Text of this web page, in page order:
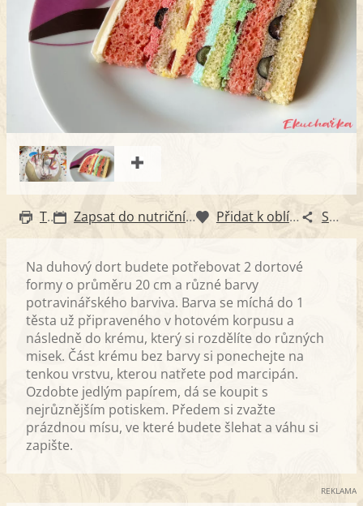
Tisk Zapsat do nutričního diáře Přidat k oblíbeným Sdílet
Na duhový dort budete potřebovat 2 dortové
formy o průměru 20 cm a různé barvy
potravinářského barviva. Barva se míchá do 1
těsta už připraveného v hotovém korpusu a
následně do krému, který si rozdělíte do různých
misek. Část krému bez barvy si ponechejte na
tenkou vrstvu, kterou natřete pod marcipán.
Ozdobte jedlým papírem, dá se koupit s
nejrůznějším potiskem. Předem si zvažte
prázdnou mísu, ve které budete šlehat a váhu si
zapište.
REKLAMA